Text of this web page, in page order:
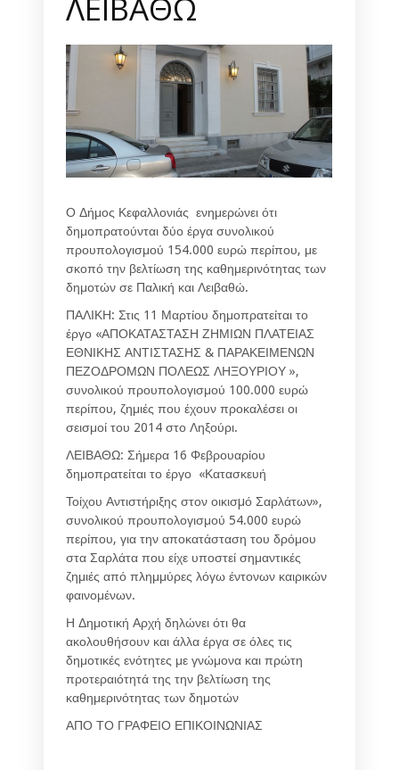
Ο Δήμος Κεφαλλονιάς ενημερώνει ότι
δημοπρατούνται δύο έργα συνολικού
προυπολογισμού 154.000 ευρώ περίπου, με
σκοπό την βελτίωση της καθημερινότητας των
δημοτών σε Παλική και Λειβαθώ.
ΠΑΛΙΚΗ: Στις 11 Μαρτίου δημοπρατείται το
έργο «ΑΠΟΚΑΤΑΣΤΑΣΗ ΖΗΜΙΩΝ ΠΛΑΤΕΙΑΣ
ΕΘΝΙΚΗΣ ΑΝΤΙΣΤΑΣΗΣ & ΠΑΡΑΚΕΙΜΕΝΩΝ
ΠΕΖΟΔΡΟΜΩΝ ΠΟΛΕΩΣ ΛΗΞΟΥΡΙΟΥ »,
συνολικού προυπολογισμού 100.000 ευρώ
περίπου, ζημιές που έχουν προκαλέσει οι
σεισμοί του 2014 στο Ληξούρι.
ΛΕΙΒΑΘΩ: Σήμερα 16 Φεβρουαρίου
δημοπρατείται το έργο «Κατασκευή
Τοίχου Αντιστήριξης στον οικισµό Σαρλάτων»,
συνολικού προυπολογισμού 54.000 ευρώ
περίπου, για την αποκατάσταση του δρόμου
στα Σαρλάτα που είχε υποστεί σημαντικές
ζημιές από πλημμύρες λόγω έντονων καιρικών
φαινομένων.
Η Δημοτική Αρχή δηλώνει ότι θα
ακολουθήσουν και άλλα έργα σε όλες τις
δημοτικές ενότητες με γνώμονα και πρώτη
προτεραιότητά της την βελτίωση της
καθημερινότητας των δημοτών
ΑΠΟ ΤΟ ΓΡΑΦΕΙΟ ΕΠΙΚΟΙΝΩΝΙΑΣ